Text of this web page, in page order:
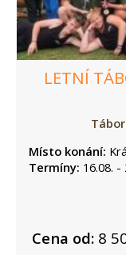
LETNÍ
Místo konání:
Termíny: 16.08. -
Cena od:8